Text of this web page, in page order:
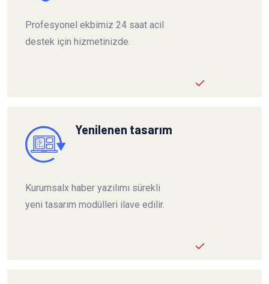
Profesyonel ekbimiz 24 saat acil
destek için hizmetinizde.
Yenilenen tasarım
Kurumsalx haber yazılımı sürekli
yeni tasarım modülleri ilave edilir.